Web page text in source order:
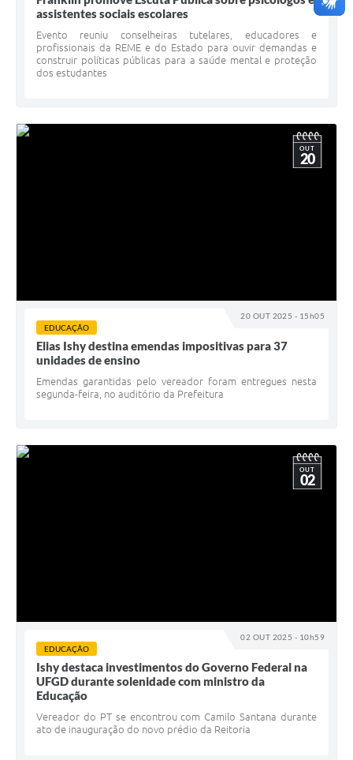
assistentes sociais escolares
Evento reuniu conselheiras tutelares, educadores e
profissionais da REME e do Estado para ouvir demandas e
construir políticas públicas para a saúde mental e proteção
dos estudantes
20 OUT 2025 - 15h05
OUT
20
EDUCAÇÃO
Elias Ishy destina emendas impositivas para 37
unidades de ensino
Emendas garantidas pelo vereador foram entregues nesta
segunda-feira, no auditório da Prefeitura
02 OUT 2025 - 10h59
OUT
02
EDUCAÇÃO
Ishy destaca investimentos do Governo Federal na
UFGD durante solenidade com ministro da
Educação
Vereador do PT se encontrou com Camilo Santana durante
ato de inauguração do novo prédio da Reitoria